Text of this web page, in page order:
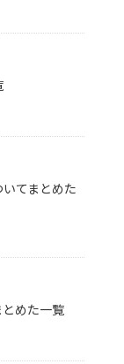
てまとめた
めた一覧